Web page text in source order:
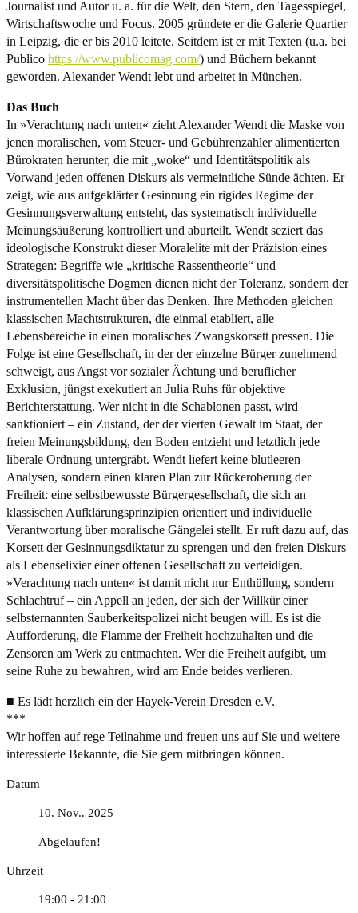
Journalist und Autor u. a. für die Welt, den Stern, den Tagesspiegel,
Wirtschaftswoche und Focus. 2005 gründete er die Galerie Quartier
in Leipzig, die er bis 2010 leitete. Seitdem ist er mit Texten (u.a. bei
Publico https://www.publicomag.com/) und Büchern bekannt
geworden. Alexander Wendt lebt und arbeitet in München.
Das Buch
In »Verachtung nach unten« zieht Alexander Wendt die Maske von
jenen moralischen, vom Steuer- und Gebührenzahler alimentierten
Bürokraten herunter, die mit „woke“ und Identitätspolitik als
Vorwand jeden offenen Diskurs als vermeintliche Sünde ächten. Er
zeigt, wie aus aufgeklärter Gesinnung ein rigides Regime der
Gesinnungsverwaltung entsteht, das systematisch individuelle
Meinungsäußerung kontrolliert und aburteilt. Wendt seziert das
ideologische Konstrukt dieser Moralelite mit der Präzision eines
Strategen: Begriffe wie „kritische Rassentheorie“ und
diversitätspolitische Dogmen dienen nicht der Toleranz, sondern der
instrumentellen Macht über das Denken. Ihre Methoden gleichen
klassischen Machtstrukturen, die einmal etabliert, alle
Lebensbereiche in einen moralisches Zwangskorsett pressen. Die
Folge ist eine Gesellschaft, in der der einzelne Bürger zunehmend
schweigt, aus Angst vor sozialer Ächtung und beruflicher
Exklusion, jüngst exekutiert an Julia Ruhs für objektive
Berichterstattung. Wer nicht in die Schablonen passt, wird
sanktioniert – ein Zustand, der der vierten Gewalt im Staat, der
freien Meinungsbildung, den Boden entzieht und letztlich jede
liberale Ordnung untergräbt. Wendt liefert keine blutleeren
Analysen, sondern einen klaren Plan zur Rückeroberung der
Freiheit: eine selbstbewusste Bürgergesellschaft, die sich an
klassischen Aufklärungsprinzipien orientiert und individuelle
Verantwortung über moralische Gängelei stellt. Er ruft dazu auf, das
Korsett der Gesinnungsdiktatur zu sprengen und den freien Diskurs
als Lebenselixier einer offenen Gesellschaft zu verteidigen.
»Verachtung nach unten« ist damit nicht nur Enthüllung, sondern
Schlachtruf – ein Appell an jeden, der sich der Willkür einer
selbsternannten Sauberkeitspolizei nicht beugen will. Es ist die
Aufforderung, die Flamme der Freiheit hochzuhalten und die
Zensoren am Werk zu entmachten. Wer die Freiheit aufgibt, um
seine Ruhe zu bewahren, wird am Ende beides verlieren.
■ Es lädt herzlich ein der Hayek-Verein Dresden e.V.
***
Wir hoffen auf rege Teilnahme und freuen uns auf Sie und weitere
interessierte Bekannte, die Sie gern mitbringen können.
Datum
10. Nov.. 2025
Abgelaufen!
Uhrzeit
19:00 - 21:00